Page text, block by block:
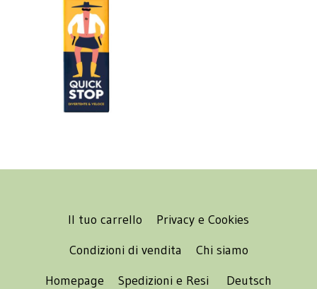
Il tuo carrello
Privacy e Cookies
Condizioni di vendita
Chi siamo
Homepage
Spedizioni e Resi
Deutsch